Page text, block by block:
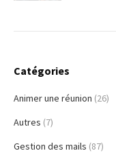
Catégories
Animer une réunion (26)
Autres (7)
Gestion des mails (87)